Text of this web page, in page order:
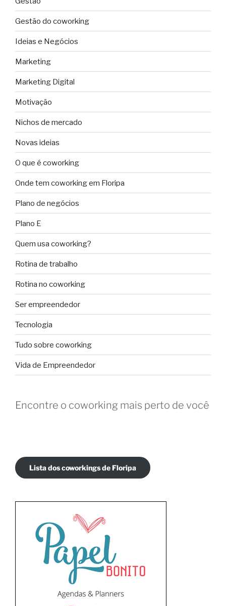
Gestão do coworking
Ideias e Negócios
Marketing
Marketing Digital
Motivação
Nichos de mercado
Novas ideias
O que é coworking
Onde tem coworking em Floripa
Plano de negócios
Plano E
Quem usa coworking?
Rotina de trabalho
Rotina no coworking
Ser empreendedor
Tecnologia
Tudo sobre coworking
Vida de Empreendedor
Encontre o coworking mais perto de você
Lista dos coworkings de Floripa